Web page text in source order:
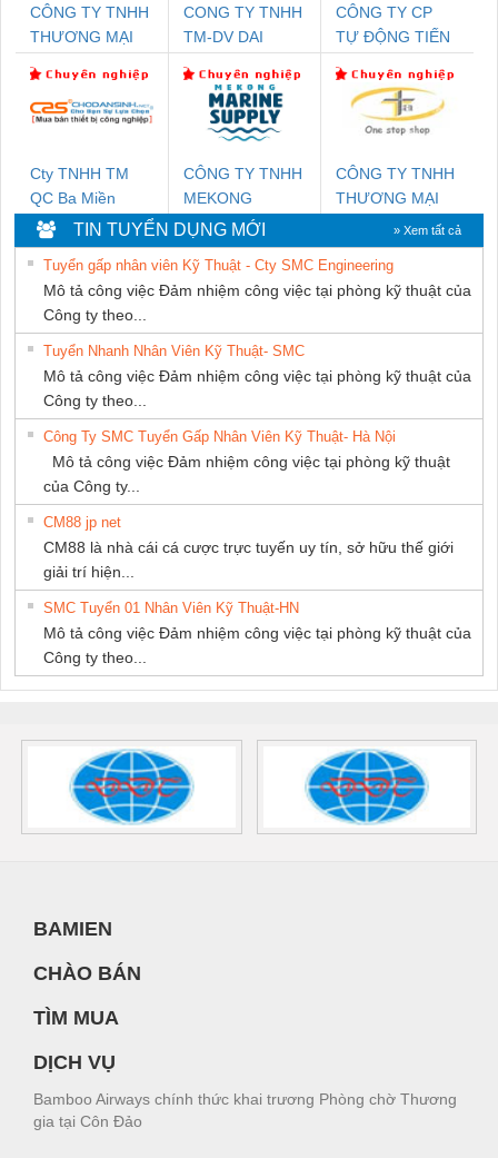
CÔNG TY TNHH
THƯƠNG MẠI
THUẬT ĐIỆN CƠ
GIA HƯNG PHÁT
CONG TY TNHH
TM-DV DAI
CÔNG TY CP
TỰ ĐỘNG TIẾN
Cty TNHH TM
QC Ba Miền
CÔNG TY TNHH
MEKONG
MARINE
SUPPLY
CÔNG TY TNHH
THƯƠNG MẠI
THIÊN ÂN VIỆT
NAM
TIN TUYỂN DỤNG MỚI » Xem tất cả
Tuyển gấp nhân viên Kỹ Thuật - Cty SMC Engineering
Mô tả công việc Đảm nhiệm công việc tại phòng kỹ thuật của
Công ty theo...
Tuyển Nhanh Nhân Viên Kỹ Thuật- SMC
Mô tả công việc Đảm nhiệm công việc tại phòng kỹ thuật của
Công ty theo...
Công Ty SMC Tuyển Gấp Nhân Viên Kỹ Thuật- Hà Nội
Mô tả công việc Đảm nhiệm công việc tại phòng kỹ thuật
của Công ty...
CM88 jp net
CM88 là nhà cái cá cược trực tuyến uy tín, sở hữu thế giới
giải trí hiện...
SMC Tuyển 01 Nhân Viên Kỹ Thuật-HN
Mô tả công việc Đảm nhiệm công việc tại phòng kỹ thuật của
Công ty theo...
BAMIEN
CHÀO BÁN
TÌM MUA
DỊCH VỤ
Bamboo Airways chính thức khai trương Phòng chờ Thương
gia tại Côn Đảo